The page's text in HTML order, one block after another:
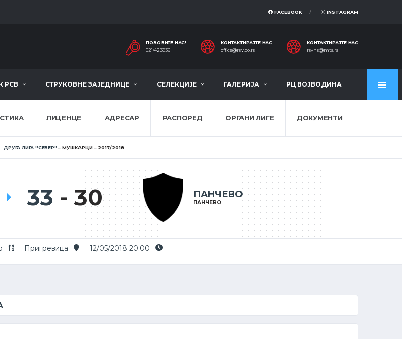
FACEBOOK INSTAGRAM
ПОЗОВИТЕ НАС!
021/423936
КОНТАКТИРАЈТЕ НАС
office@rsv.co.rs
КОНТАКТИРАЈТЕ НАС
rsvns@mts.rs
РСВ СТРУКОВНЕ ЗАЈЕДНИЦЕ СЕЛЕКЦИЈЕ ГАЛЕРИЈА РЦ ВОЈВОДИНА
ЛИЦЕНЦЕ АДРЕСАР РАСПОРЕД ОРГАНИ ЛИГЕ ДОКУМЕНТИ
ДРУГА ЛИГА ''СЕВЕР'' МУШКАРЦИ 2017/2018
33 ПАНЧЕВО
ПАНЧЕВО
30
Пригревица 12/05/2018 20:00